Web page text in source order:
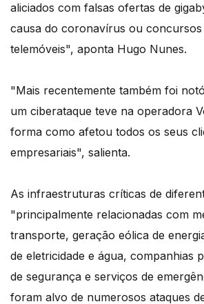
aliciados com falsas ofertas de
causa do coronavírus ou
telemóveis", aponta Hugo Nunes.
"Mais recentemente também foi
um ciberataque teve na operadora
forma como afetou todos os seus
empresariais", salienta.
As infraestruturas críticas de
"principalmente relacionadas com
transporte, geração eólica de
de eletricidade e água, companhias
de segurança e serviços de
foram alvo de numerosos ataques